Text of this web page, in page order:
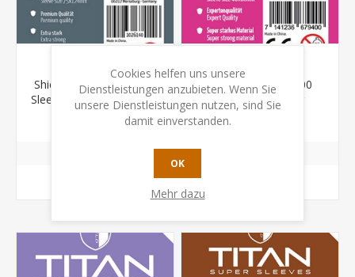
Shield Titan - 100 Super
Sleeves für Kartengrösse
73 x 122 mm
Shield Titan 10 - 100
Super Sleeves für
Kartengrösse 43 x 65
Cookies helfen uns unsere
Dienstleistungen anzubieten. Wenn Sie
unsere Dienstleistungen nutzen, sind Sie
damit einverstanden.
OK
Mehr dazu